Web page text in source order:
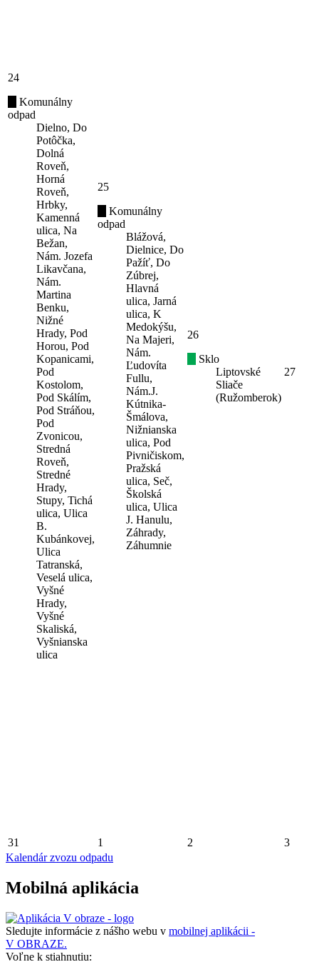
24
Komunálny
odpad
Dielno, Do
Potôčka,
Dolná
Roveň,
Horná
Roveň,
Hrbky,
Kamenná
ulica, Na
Bežan,
Nám. Jozefa
Likavčana,
Nám.
Martina
Benku,
Nižné
Hrady, Pod
Horou, Pod
Kopanicami,
Pod
Kostolom,
Pod Skálím,
Pod Stráňou,
Pod
Zvonicou,
Stredná
Roveň,
Stredné
Hrady,
Stupy, Tichá
ulica, Ulica
B.
Kubánkovej,
Ulica
Tatranská,
Veselá ulica,
Vyšné
Hrady,
Vyšné
Skaliská,
Vyšnianska
ulica
25
Komunálny
odpad
Blážová,
Dielnice, Do
Pažíť, Do
Zúbrej,
Hlavná
ulica, Jarná
ulica, K
Medokýšu,
Na Majeri,
Nám.
Ľudovíta
Fullu,
Nám.J.
Kútnika-
Šmálova,
Nižnianska
ulica, Pod
Pivničiskom,
Pražská
ulica, Seč,
Školská
ulica, Ulica
J. Hanulu,
Záhrady,
Záhumnie
26
Sklo
Liptovské
Sliače
(Ružomberok)
27
31 1 2
3
Kalendár zvozu odpadu
Mobilná aplikácia
Sledujte informácie z nášho webu v mobilnej aplikácii -
V OBRAZE.
Voľne k stiahnutiu: